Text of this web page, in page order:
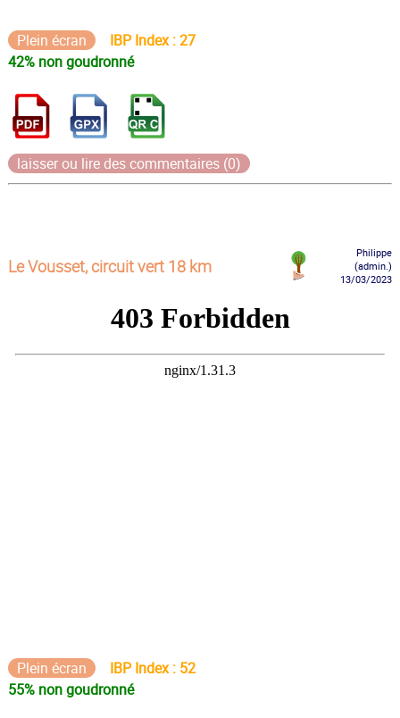
Plein écran
IBP Index : 27
42% non goudronné
laisser ou lire des commentaires (0)
Le Vousset, circuit vert 18 km
Philippe
(admin.)
13/03/2023
Plein écran
IBP Index : 52
55% non goudronné